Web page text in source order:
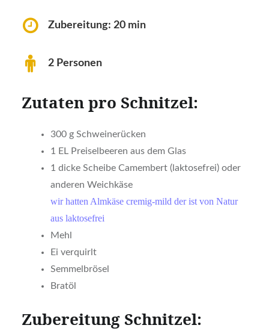
Zubereitung: 20 min
2 Personen
Zutaten pro Schnitzel:
300 g Schweinerücken
1 EL Preiselbeeren aus dem Glas
1 dicke Scheibe Camembert (laktosefrei) oder
anderen Weichkäse
wir hatten Almkäse cremig-mild der ist von Natur
aus laktosefrei
Mehl
Ei verquirlt
Semmelbrösel
Bratöl
Zubereitung Schnitzel: